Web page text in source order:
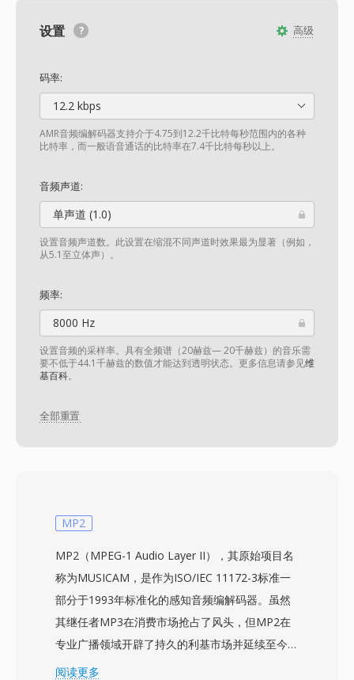
高级
设置
码率:
12.2 kbps
AMR音频编解码器支持介于4.75到12.2千比特每秒范围内的各种
比特率，而一般语音通话的比特率在7.4千比特每秒以上。
音频声道:
单声道 (1.0)
设置音频声道数。此设置在缩混不同声道时效果最为显著（例如，
从5.1至立体声）。
频率:
8000 Hz
设置音频的采样率。具有全频谱（20赫兹— 20千赫兹）的音乐需
要不低于44.1千赫兹的数值才能达到透明状态。更多信息请参见维
基百科。
全部重置
MP2
MP2（MPEG-1 Audio Layer II），其原始项目名
称为MUSICAM，是作为ISO/IEC 11172-3标准一
部分于1993年标准化的感知音频编解码器。虽然
其继任者MP3在消费市场抢占了风头，但MP2在
专业广播领域开辟了持久的利基市场并延续至今。
该编解码器通过多相滤波器组将音频分为32个子
阅读更多